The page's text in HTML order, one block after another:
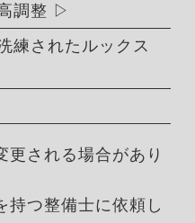
調整
練されたルックス
される場合があり
つ整備士に依頼し